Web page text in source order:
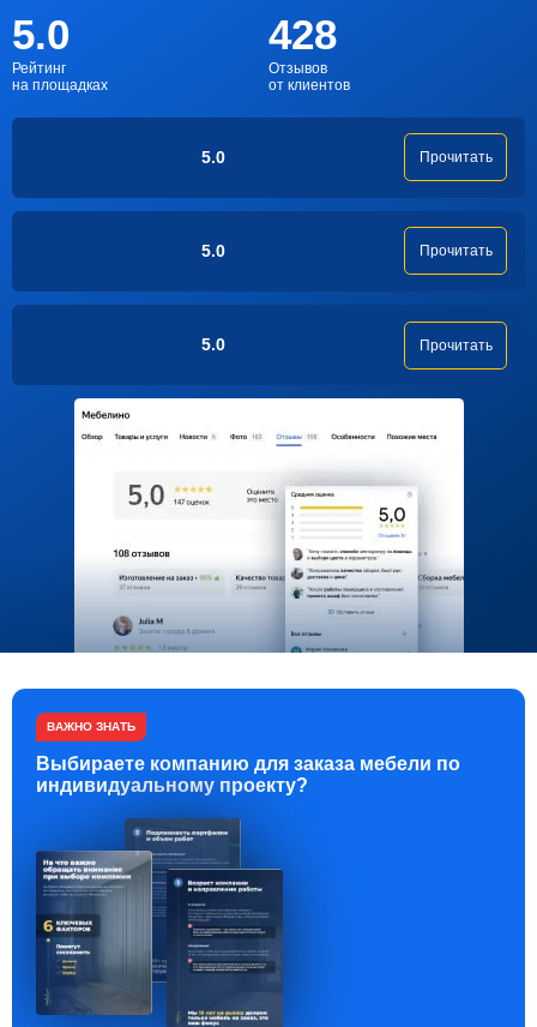
5.0
Рейтинг
на площадках
428
Отзывов
от клиентов
5.0 Прочитать
5.0 Прочитать
5.0 Прочитать
ВАЖНО ЗНАТЬ
Выбираете компанию для заказа мебели по
индивидуальному проекту?